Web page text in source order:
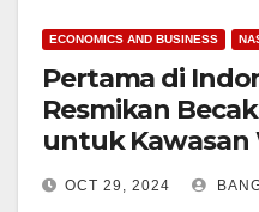
ECONOMICS AND BUSINESS
Pertama di
Resmikan
untuk Kawasan
OCT 29, 2024